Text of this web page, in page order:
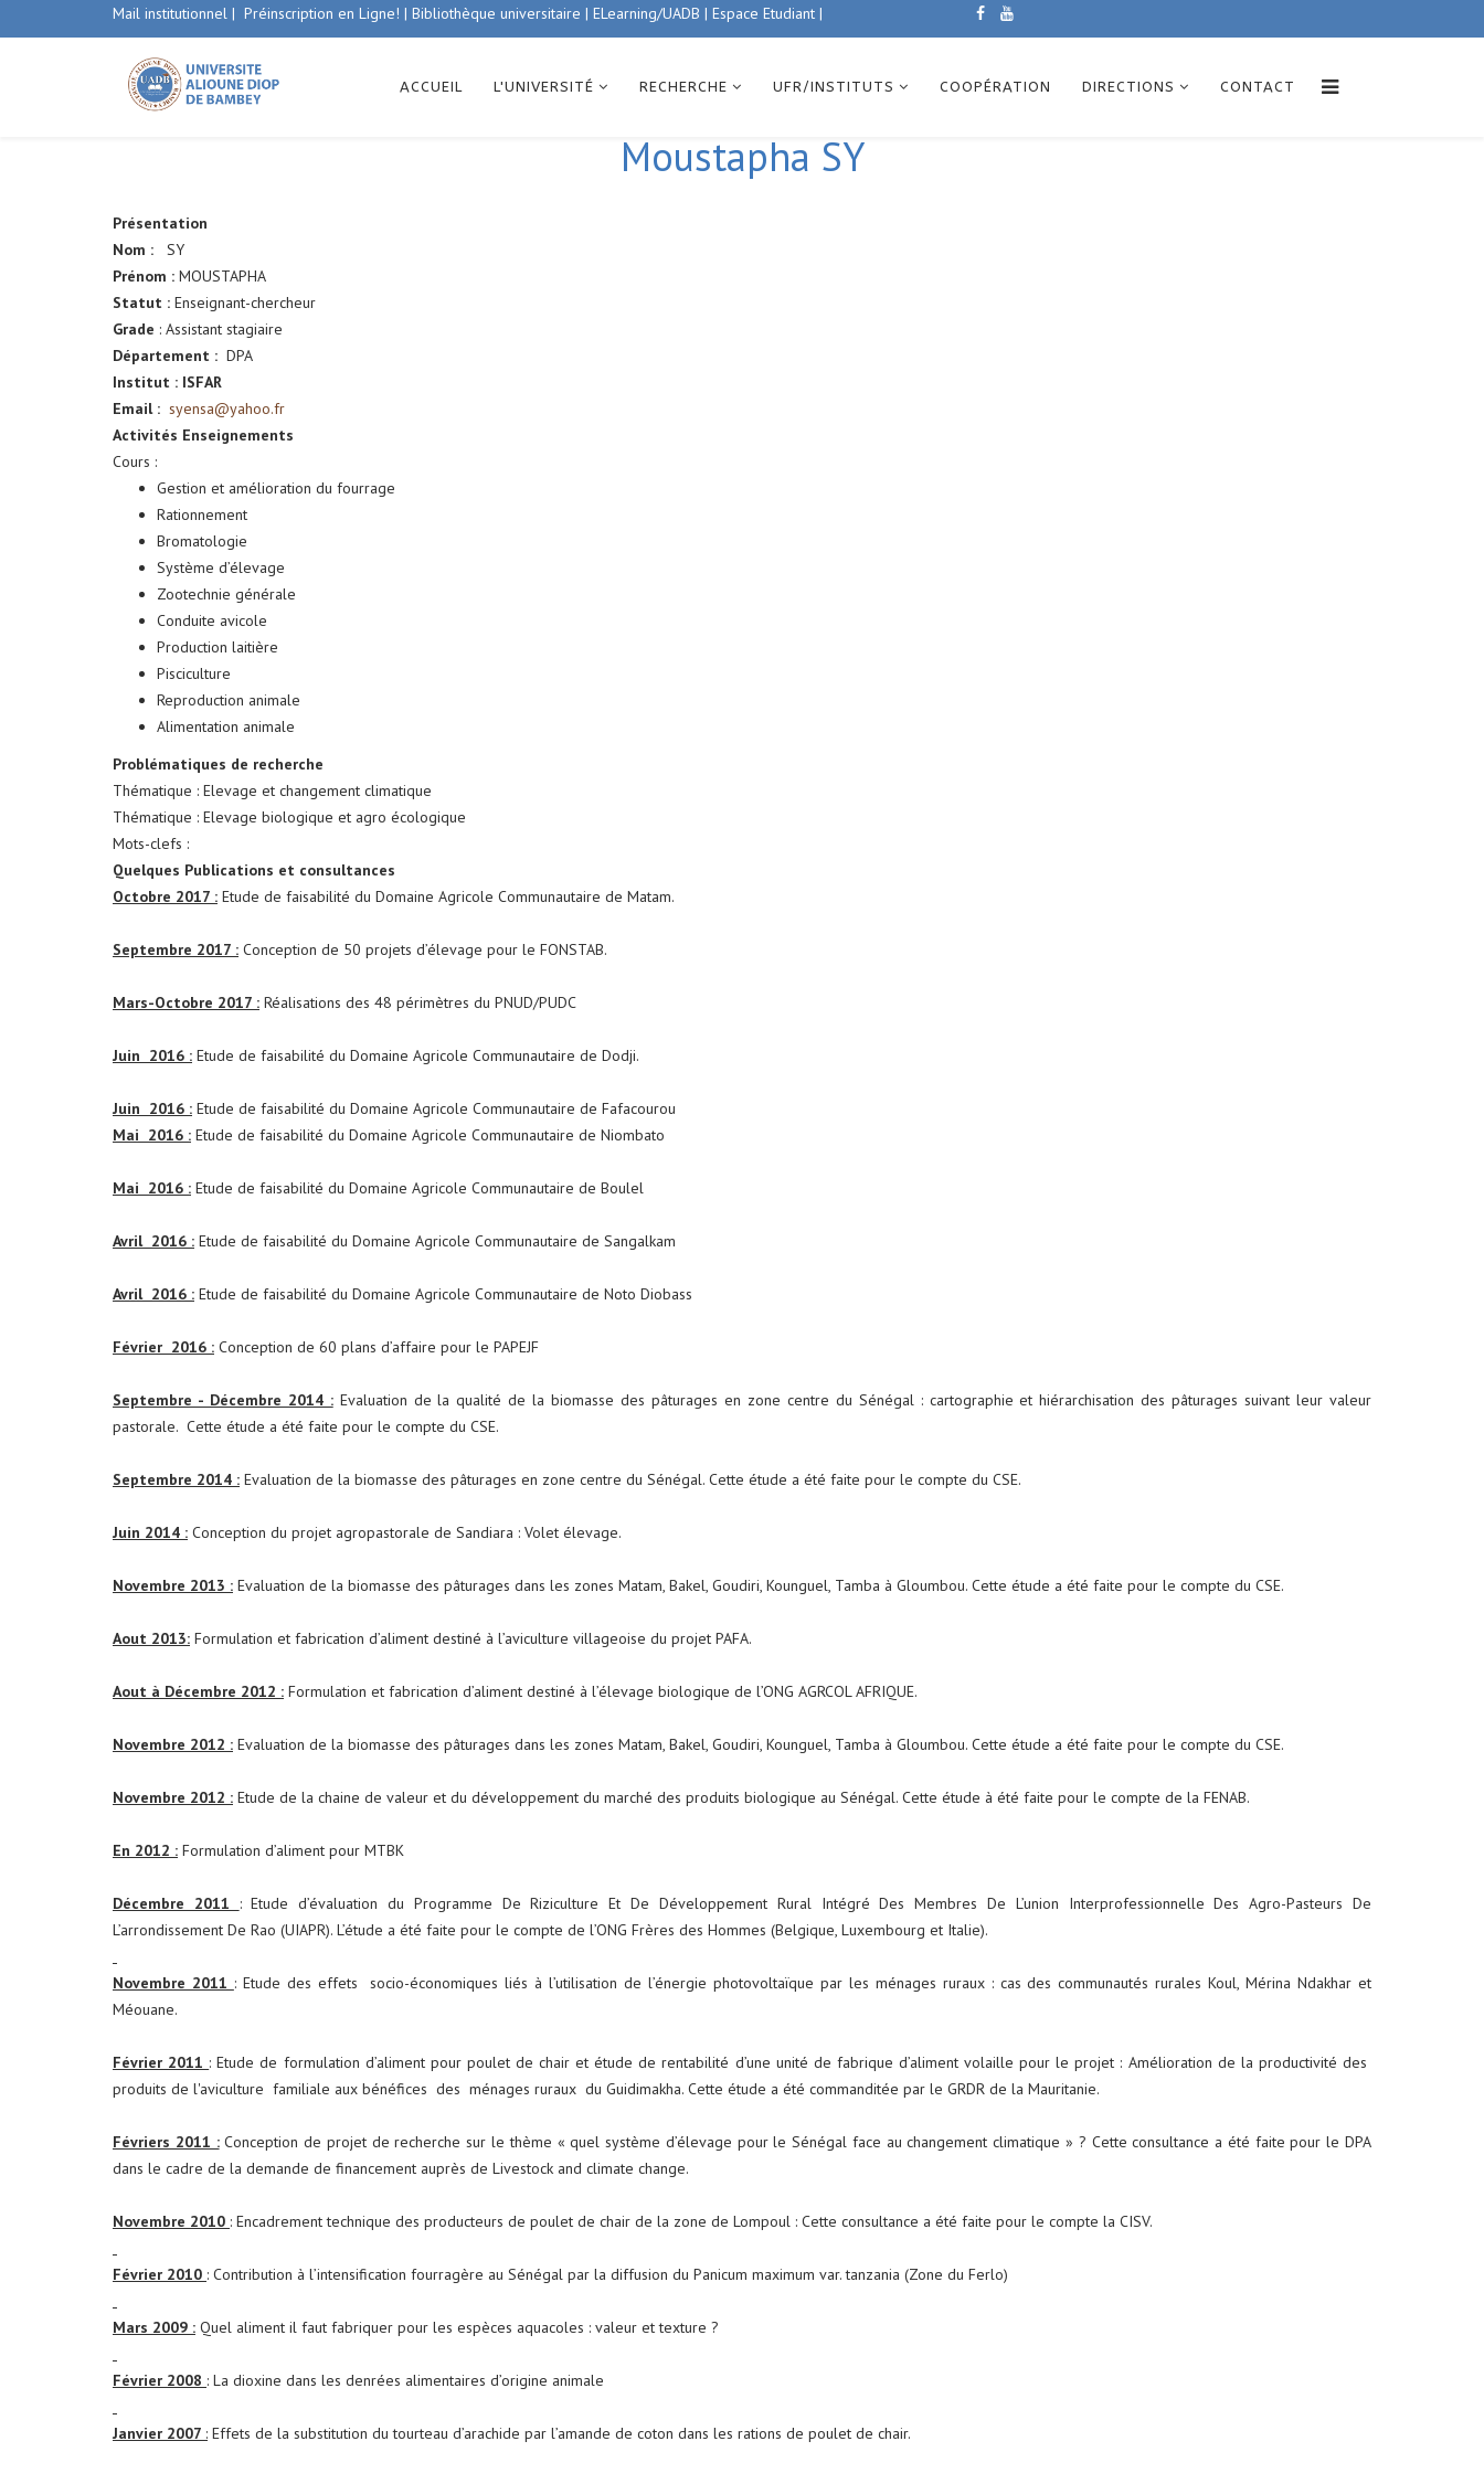
Mail institutionnel | Préinscription en Ligne! | Bibliothèque universitaire | ELearning/UADB | Espace Etudiant |
ACCUEIL L'UNIVERSITÉ RECHERCHE UFR/INSTITUTS COOPÉRATION DIRECTIONS CONTACT
Moustapha SY
Présentation
Nom :
SY
Prénom : MOUSTAPHA
Statut : Enseignant-chercheur
Grade : Assistant stagiaire
Département : DPA
Institut : ISFAR
Email : syensa@yahoo.fr
Activités Enseignements
Cours :
Gestion et amélioration du fourrage
Rationnement
Bromatologie
Système d’élevage
Zootechnie générale
Conduite avicole
Production laitière
Pisciculture
Reproduction animale
Alimentation animale
Problématiques de recherche
Thématique : Elevage et changement climatique
Thématique : Elevage biologique et agro écologique
Mots-clefs :
Quelques Publications et consultances
Octobre 2017 : Etude de faisabilité du Domaine Agricole Communautaire de Matam.
Septembre 2017 : Conception de 50 projets d’élevage pour le FONSTAB.
Mars-Octobre 2017 : Réalisations des 48 périmètres du PNUD/PUDC
Juin 2016 : Etude de faisabilité du Domaine Agricole Communautaire de Dodji.
Juin 2016 : Etude de faisabilité du Domaine Agricole Communautaire de Fafacourou
Mai 2016 : Etude de faisabilité du Domaine Agricole Communautaire de Niombato
Mai 2016 : Etude de faisabilité du Domaine Agricole Communautaire de Boulel
Avril 2016 : Etude de faisabilité du Domaine Agricole Communautaire de Sangalkam
Avril 2016 : Etude de faisabilité du Domaine Agricole Communautaire de Noto Diobass
Février 2016 : Conception de 60 plans d’affaire pour le PAPEJF
Septembre - Décembre 2014 :Evaluation de la qualité de la biomasse des pâturages en zone centre du Sénégal : cartographie et hiérarchisation des pâturages suivant leur valeur
pastorale. Cette étude a été faite pour le compte du CSE.
Septembre 2014 : Evaluation de la biomasse des pâturages en zone centre du Sénégal. Cette étude a été faite pour le compte du CSE.
Juin 2014 : Conception du projet agropastorale de Sandiara : Volet élevage.
Novembre 2013 : Evaluation de la biomasse des pâturages dans les zones Matam, Bakel, Goudiri, Kounguel, Tamba à Gloumbou. Cette étude a été faite pour le compte du CSE.
Aout 2013: Formulation et fabrication d’aliment destiné à l’aviculture villageoise du projet PAFA.
Aout à Décembre 2012 : Formulation et fabrication d’aliment destiné à l’élevage biologique de l’ONG AGRCOL AFRIQUE.
Novembre 2012 : Evaluation de la biomasse des pâturages dans les zones Matam, Bakel, Goudiri, Kounguel, Tamba à Gloumbou. Cette étude a été faite pour le compte du CSE.
Novembre 2012 : Etude de la chaine de valeur et du développement du marché des produits biologique au Sénégal. Cette étude à été faite pour le compte de la FENAB.
En 2012 : Formulation d’aliment pour MTBK
Décembre 2011 : Etude d’évaluation du Programme De Riziculture Et De Développement Rural Intégré Des Membres De L’union Interprofessionnelle Des Agro-Pasteurs De
L’arrondissement De Rao (UIAPR). L’étude a été faite pour le compte de l’ONG Frères des Hommes (Belgique, Luxembourg et Italie).
Novembre 2011 : Etude des effets socio-économiques liés à l’utilisation de l’énergie photovoltaïque par les ménages ruraux : cas des communautés rurales Koul, Mérina Ndakhar et
Méouane.
Février 2011 : Etude de formulation d’aliment pour poulet de chair et étude de rentabilité d’une unité de fabrique d’aliment volaille pour le projet : Amélioration de la productivité des
produits de l'aviculture familiale aux bénéfices des ménages ruraux du Guidimakha. Cette étude a été commanditée par le GRDR de la Mauritanie.
Févriers 2011 :Conception de projet de recherche sur le thème « quel système d’élevage pour le Sénégal face au changement climatique » ? Cette consultance a été faite pour le DPA
dans le cadre de la demande de financement auprès de Livestock and climate change.
Novembre 2010 : Encadrement technique des producteurs de poulet de chair de la zone de Lompoul : Cette consultance a été faite pour le compte la CISV.
Février 2010 : Contribution à l’intensification fourragère au Sénégal par la diffusion du Panicum maximum var. tanzania (Zone du Ferlo)
Mars 2009 : Quel aliment il faut fabriquer pour les espèces aquacoles : valeur et texture ?
Février 2008 : La dioxine dans les denrées alimentaires d’origine animale
Janvier 2007 : Effets de la substitution du tourteau d’arachide par l’amande de coton dans les rations de poulet de chair.